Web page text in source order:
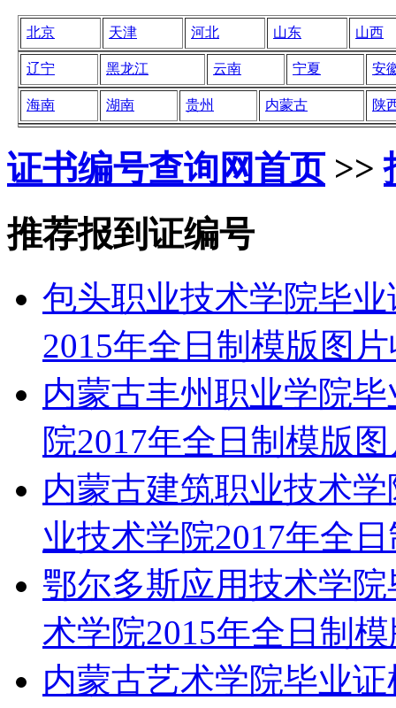
北京 天津 河北 山东 山西
辽宁 黑龙江 云南 宁夏 安
海南 湖南 贵州 内蒙古 陕
证书编号查询网首页>>
推荐报到证编号
包头职业技术学院毕
2015年全日制模版图
内蒙古丰州职业学院
院2017年全日制模版
内蒙古建筑职业技术
业技术学院2017年全
鄂尔多斯应用技术学
术学院2015年全日制
内蒙古艺术学院毕业